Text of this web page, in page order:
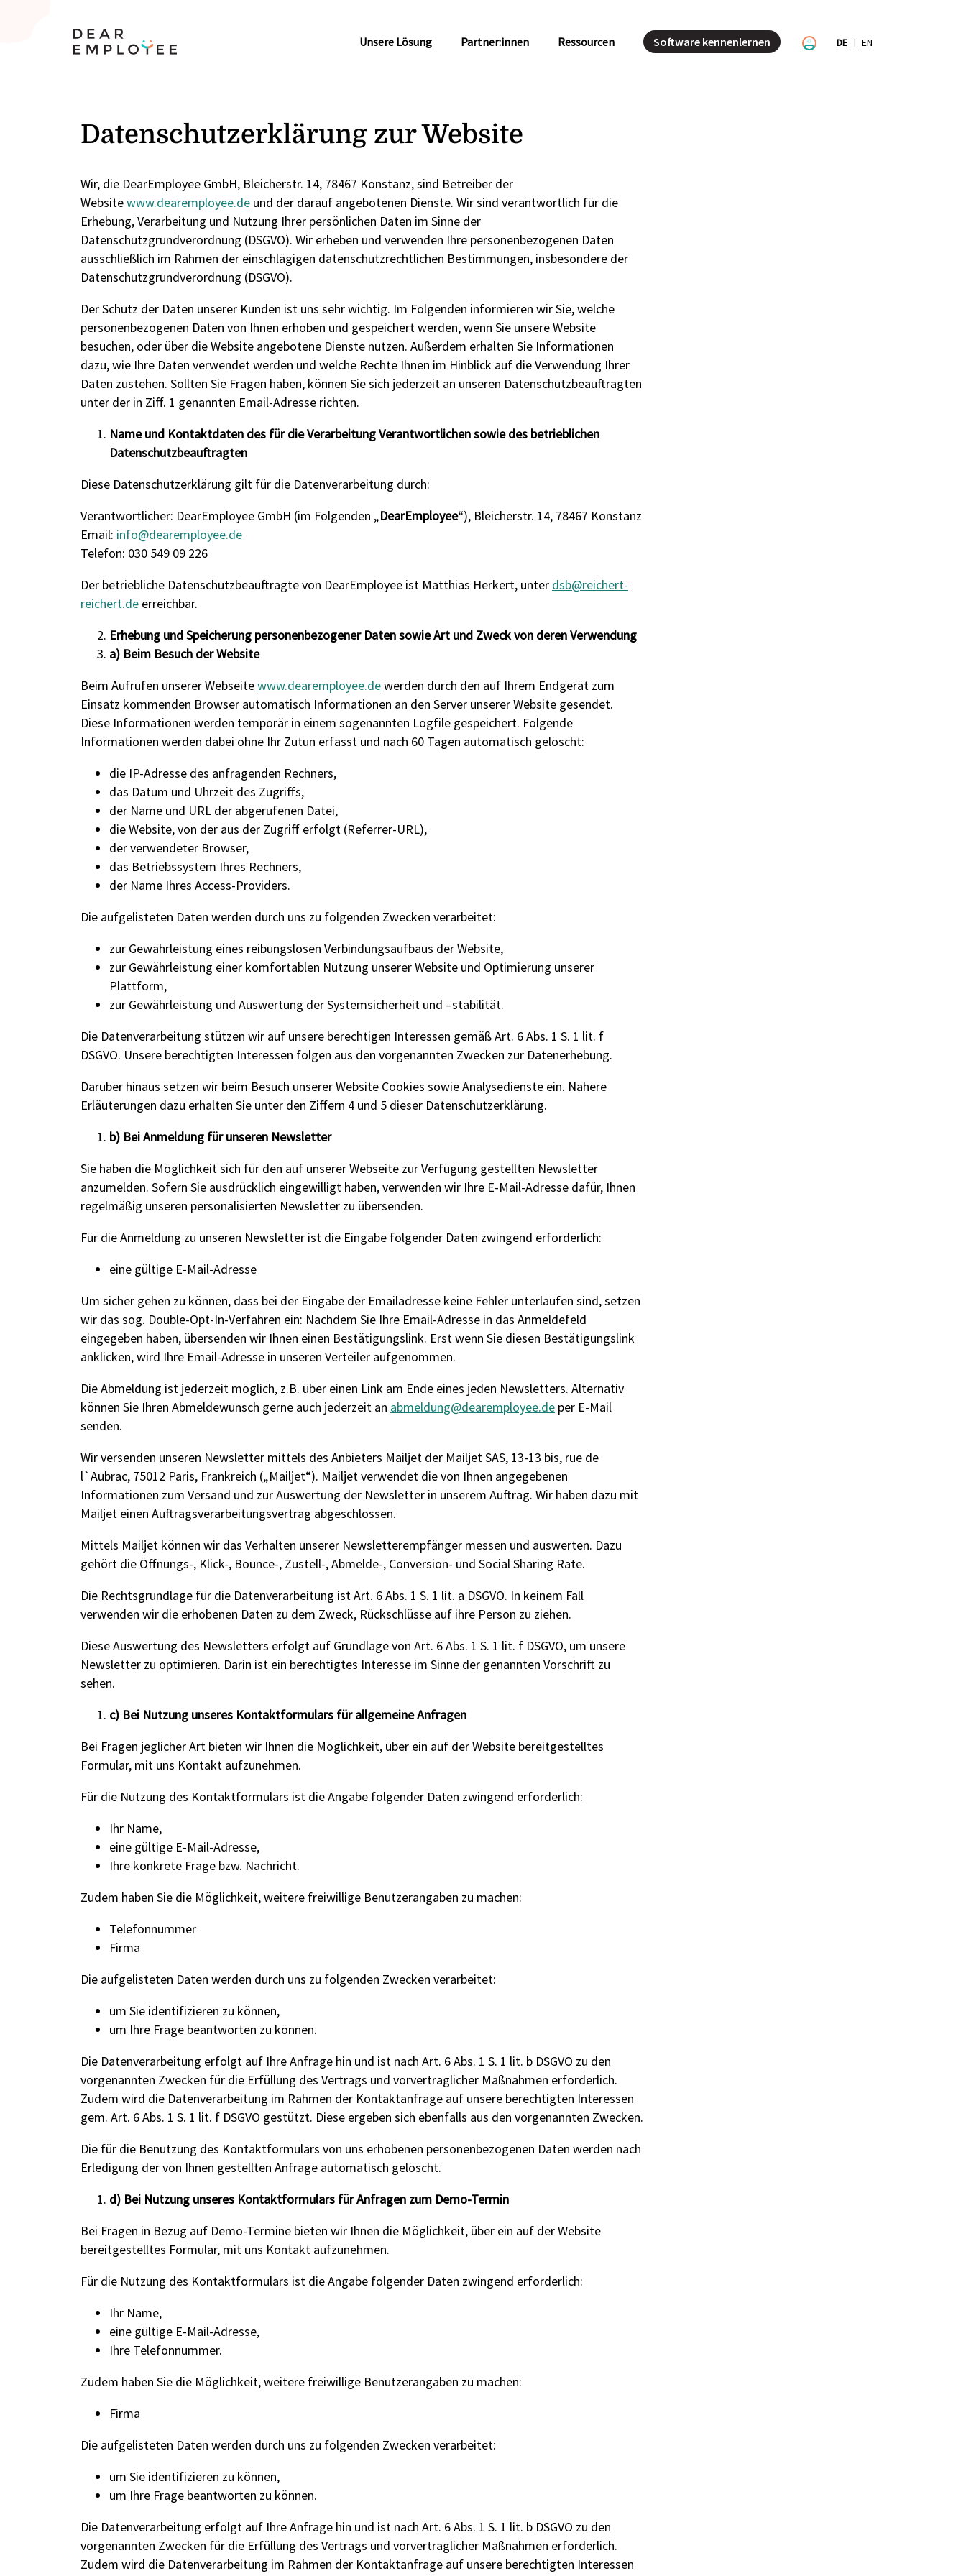
Unsere Lösung Partner:innen Ressourcen Software kennenlernen DE EN
Datenschutzerklärung zur Website
Wir, die DearEmployee GmbH, Bleicherstr. 14, 78467 Konstanz, sind Betreiber der
Websitewww.dearemployee.de und der darauf angebotenen Dienste. Wir sind verantwortlich für die
Erhebung, Verarbeitung und Nutzung Ihrer persönlichen Daten im Sinne der
Datenschutzgrundverordnung (DSGVO). Wir erheben und verwenden Ihre personenbezogenen Daten
ausschließlich im Rahmen der einschlägigen datenschutzrechtlichen Bestimmungen, insbesondere der
Datenschutzgrundverordnung (DSGVO).
Der Schutz der Daten unserer Kunden ist uns sehr wichtig. Im Folgenden informieren wir Sie, welche
personenbezogenen Daten von Ihnen erhoben und gespeichert werden, wenn Sie unsere Website
besuchen, oder über die Website angebotene Dienste nutzen. Außerdem erhalten Sie Informationen
dazu, wie Ihre Daten verwendet werden und welche Rechte Ihnen im Hinblick auf die Verwendung Ihrer
Daten zustehen. Sollten Sie Fragen haben, können Sie sich jederzeit an unseren Datenschutzbeauftragten
unter der in Ziff. 1 genannten Email-Adresse richten.
Name und Kontaktdaten des für die Verarbeitung Verantwortlichen sowie des betrieblichen
Datenschutzbeauftragten
Diese Datenschutzerklärung gilt für die Datenverarbeitung durch:
Verantwortlicher: DearEmployee GmbH (im Folgenden „DearEmployee“), Bleicherstr. 14, 78467 Konstanz
Email: info@dearemployee.de
Telefon: 030 549 09 226
Der betriebliche Datenschutzbeauftragte von DearEmployee ist Matthias Herkert, unter dsb@reichert-
reichert.de erreichbar.
Erhebung und Speicherung personenbezogener Daten sowie Art und Zweck von deren Verwendung
a) Beim Besuch der Website
Beim Aufrufen unserer Webseitewww.dearemployee.dewerden durch den auf Ihrem Endgerät zum
Einsatz kommenden Browser automatisch Informationen an den Server unserer Website gesendet.
Diese Informationen werden temporär in einem sogenannten Logfile gespeichert. Folgende
Informationen werden dabei ohne Ihr Zutun erfasst und nach 60 Tagen automatisch gelöscht:
die IP-Adresse des anfragenden Rechners,
das Datum und Uhrzeit des Zugriffs,
der Name und URL der abgerufenen Datei,
die Website, von der aus der Zugriff erfolgt (Referrer-URL),
der verwendeter Browser,
das Betriebssystem Ihres Rechners,
der Name Ihres Access-Providers.
Die aufgelisteten Daten werden durch uns zu folgenden Zwecken verarbeitet:
zur Gewährleistung eines reibungslosen Verbindungsaufbaus der Website,
zur Gewährleistung einer komfortablen Nutzung unserer Website und Optimierung unserer
Plattform,
zur Gewährleistung und Auswertung der Systemsicherheit und –stabilität.
Die Datenverarbeitung stützen wir auf unsere berechtigen Interessen gemäß Art. 6 Abs. 1 S. 1 lit. f
DSGVO. Unsere berechtigten Interessen folgen aus den vorgenannten Zwecken zur Datenerhebung.
Darüber hinaus setzen wir beim Besuch unserer Website Cookies sowie Analysedienste ein. Nähere
Erläuterungen dazu erhalten Sie unter den Ziffern 4 und 5 dieser Datenschutzerklärung.
b) Bei Anmeldung für unseren Newsletter
Sie haben die Möglichkeit sich für den auf unserer Webseite zur Verfügung gestellten Newsletter
anzumelden. Sofern Sie ausdrücklich eingewilligt haben, verwenden wir Ihre E-Mail-Adresse dafür, Ihnen
regelmäßig unseren personalisierten Newsletter zu übersenden.
Für die Anmeldung zu unseren Newsletter ist die Eingabe folgender Daten zwingend erforderlich:
eine gültige E-Mail-Adresse
Um sicher gehen zu können, dass bei der Eingabe der Emailadresse keine Fehler unterlaufen sind, setzen
wir das sog. Double-Opt-In-Verfahren ein: Nachdem Sie Ihre Email-Adresse in das Anmeldefeld
eingegeben haben, übersenden wir Ihnen einen Bestätigungslink. Erst wenn Sie diesen Bestätigungslink
anklicken, wird Ihre Email-Adresse in unseren Verteiler aufgenommen.
Die Abmeldung ist jederzeit möglich, z.B. über einen Link am Ende eines jeden Newsletters. Alternativ
können Sie Ihren Abmeldewunsch gerne auch jederzeit an abmeldung@dearemployee.de per E-Mail
senden.
Wir versenden unseren Newsletter mittels des Anbieters Mailjet der Mailjet SAS, 13-13 bis, rue de
l`Aubrac, 75012 Paris, Frankreich („Mailjet“). Mailjet verwendet die von Ihnen angegebenen
Informationen zum Versand und zur Auswertung der Newsletter in unserem Auftrag. Wir haben dazu mit
Mailjet einen Auftragsverarbeitungsvertrag abgeschlossen.
Mittels Mailjet können wir das Verhalten unserer Newsletterempfänger messen und auswerten. Dazu
gehört die Öffnungs-, Klick-, Bounce-, Zustell-, Abmelde-, Conversion- und Social Sharing Rate.
Die Rechtsgrundlage für die Datenverarbeitung ist Art. 6 Abs. 1 S. 1 lit. a DSGVO. In keinem Fall
verwenden wir die erhobenen Daten zu dem Zweck, Rückschlüsse auf ihre Person zu ziehen.
Diese Auswertung des Newsletters erfolgt auf Grundlage von Art. 6 Abs. 1 S. 1 lit. f DSGVO, um unsere
Newsletter zu optimieren. Darin ist ein berechtigtes Interesse im Sinne der genannten Vorschrift zu
sehen.
c) Bei Nutzung unseres Kontaktformulars für allgemeine Anfragen
Bei Fragen jeglicher Art bieten wir Ihnen die Möglichkeit, über ein auf der Website bereitgestelltes
Formular, mit uns Kontakt aufzunehmen.
Für die Nutzung des Kontaktformulars ist die Angabe folgender Daten zwingend erforderlich:
Ihr Name,
eine gültige E-Mail-Adresse,
Ihre konkrete Frage bzw. Nachricht.
Zudem haben Sie die Möglichkeit, weitere freiwillige Benutzerangaben zu machen:
Telefonnummer
Firma
Die aufgelisteten Daten werden durch uns zu folgenden Zwecken verarbeitet:
um Sie identifizieren zu können,
um Ihre Frage beantworten zu können.
Die Datenverarbeitung erfolgt auf Ihre Anfrage hin und ist nach Art. 6 Abs. 1 S. 1 lit. b DSGVO zu den
vorgenannten Zwecken für die Erfüllung des Vertrags und vorvertraglicher Maßnahmen erforderlich.
Zudem wird die Datenverarbeitung im Rahmen der Kontaktanfrage auf unsere berechtigten Interessen
gem. Art. 6 Abs. 1 S. 1 lit. f DSGVO gestützt. Diese ergeben sich ebenfalls aus den vorgenannten Zwecken.
Die für die Benutzung des Kontaktformulars von uns erhobenen personenbezogenen Daten werden nach
Erledigung der von Ihnen gestellten Anfrage automatisch gelöscht.
d) Bei Nutzung unseres Kontaktformulars für Anfragen zum Demo-Termin
Bei Fragen in Bezug auf Demo-Termine bieten wir Ihnen die Möglichkeit, über ein auf der Website
bereitgestelltes Formular, mit uns Kontakt aufzunehmen.
Für die Nutzung des Kontaktformulars ist die Angabe folgender Daten zwingend erforderlich:
Ihr Name,
eine gültige E-Mail-Adresse,
Ihre Telefonnummer.
Zudem haben Sie die Möglichkeit, weitere freiwillige Benutzerangaben zu machen:
Firma
Die aufgelisteten Daten werden durch uns zu folgenden Zwecken verarbeitet:
um Sie identifizieren zu können,
um Ihre Frage beantworten zu können.
Die Datenverarbeitung erfolgt auf Ihre Anfrage hin und ist nach Art. 6 Abs. 1 S. 1 lit. b DSGVO zu den
vorgenannten Zwecken für die Erfüllung des Vertrags und vorvertraglicher Maßnahmen erforderlich.
Zudem wird die Datenverarbeitung im Rahmen der Kontaktanfrage auf unsere berechtigten Interessen